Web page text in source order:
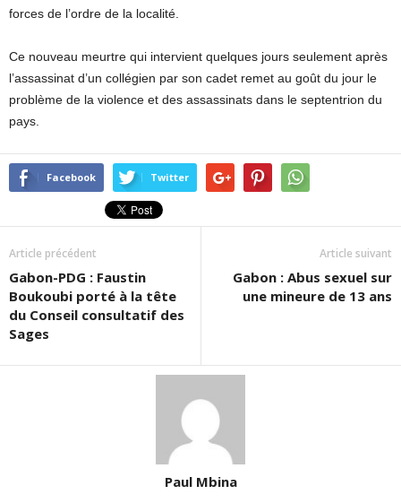
forces de l’ordre de la localité.
Ce nouveau meurtre qui intervient quelques jours seulement après
l’assassinat d’un collégien par son cadet remet au goût du jour le
problème de la violence et des assassinats dans le septentrion du
pays.
Facebook Twitter
Article précédent
Gabon-PDG : Faustin
Boukoubi porté à la tête
du Conseil consultatif des
Sages
Article suivant
Gabon : Abus sexuel sur
une mineure de 13 ans
Paul Mbina